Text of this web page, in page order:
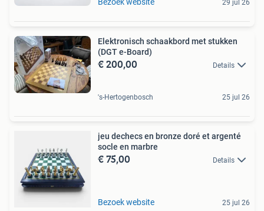
29 jul 26
Elektronisch schaakbord met stukken
(DGT e-Board)
€ 200,00 Details
's-Hertogenbosch 25 jul 26
jeu dechecs en bronze doré et argenté
socle en marbre
€ 75,00 Details
Bezoek website 25 jul 26